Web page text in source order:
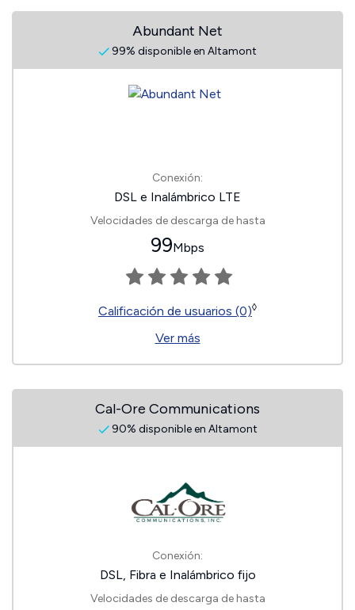
Abundant Net
99% disponible en Altamont
Conexión:
DSL e Inalámbrico LTE
Velocidades de descarga de hasta
99Mbps
Calificación de usuarios (0)◊
Ver más
Cal-Ore Communications
90% disponible en Altamont
Conexión:
DSL, Fibra e Inalámbrico fijo
Velocidades de descarga de hasta